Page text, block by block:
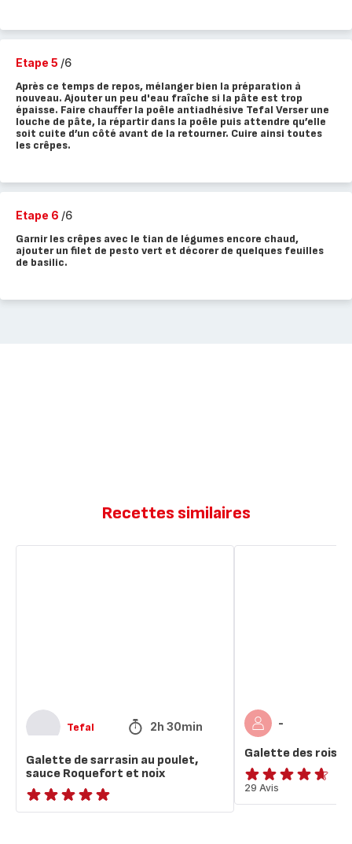
Etape 5 /6
Après ce temps de repos, mélanger bien la préparation à
nouveau. Ajouter un peu d'eau fraîche si la pâte est trop
épaisse. Faire chauffer la poêle antiadhésive Tefal Verser une
louche de pâte, la répartir dans la poêle puis attendre qu’elle
soit cuite d’un côté avant de la retourner. Cuire ainsi toutes
les crêpes.
Etape 6 /6
Garnir les crêpes avec le tian de légumes encore chaud,
ajouter un filet de pesto vert et décorer de quelques feuilles
de basilic.
Recettes similaires
Tefal 2h 30min
Galette de sarrasin au poulet,
sauce Roquefort et noix
ratings.NaN
-
Galette des rois à
ratings.4.6
29 Avis